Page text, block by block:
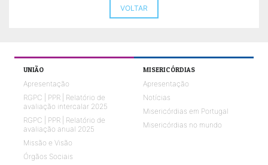
VOLTAR
UNIÃO
Apresentação
RGPC | PPR | Relatório de
avaliação intercalar 2025
RGPC | PPR | Relatório de
avaliação anual 2025
Missão e Visão
Órgãos Sociais
MISERICÓRDIAS
Apresentação
Notícias
Misericórdias em Portugal
Misericórdias no mundo